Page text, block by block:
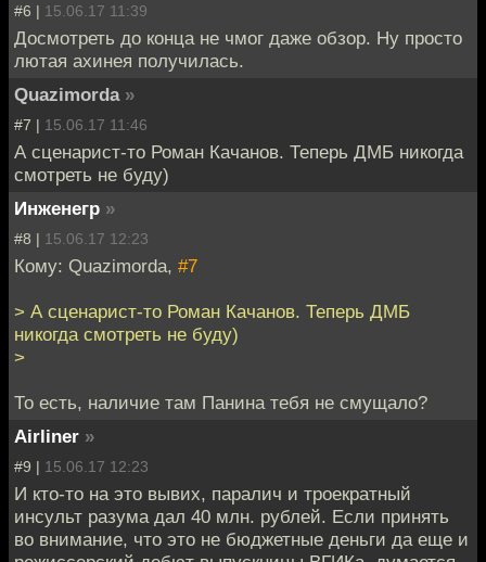
#6 | 15.06.17 11:39
Досмотреть до конца не чмог даже обзор. Ну просто
лютая ахинея получилась.
Quazimorda »
#7 | 15.06.17 11:46
А сценарист-то Роман Качанов. Теперь ДМБ никогда
смотреть не буду)
Инженегр »
#8 | 15.06.17 12:23
Кому: Quazimorda, #7
> А сценарист-то Роман Качанов. Теперь ДМБ
никогда смотреть не буду)
>
То есть, наличие там Панина тебя не смущало?
Airliner »
#9 | 15.06.17 12:23
И кто-то на это вывих, паралич и троекратный
инсульт разума дал 40 млн. рублей. Если принять
во внимание, что это не бюджетные деньги да еще и